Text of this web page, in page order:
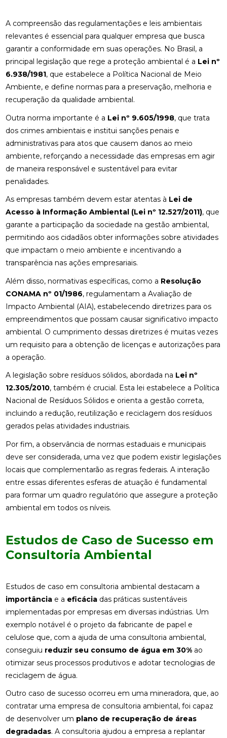
A compreensão das regulamentações e leis ambientais
relevantes é essencial para qualquer empresa que busca
garantir a conformidade em suas operações. No Brasil, a
principal legislação que rege a proteção ambiental é a Lei nº
6.938/1981, que estabelece a Política Nacional de Meio
Ambiente, e define normas para a preservação, melhoria e
recuperação da qualidade ambiental.
Outra norma importante é a Lei nº 9.605/1998, que trata
dos crimes ambientais e institui sanções penais e
administrativas para atos que causem danos ao meio
ambiente, reforçando a necessidade das empresas em agir
de maneira responsável e sustentável para evitar
penalidades.
As empresas também devem estar atentas à Lei de
Acesso à Informação Ambiental (Lei nº 12.527/2011), que
garante a participação da sociedade na gestão ambiental,
permitindo aos cidadãos obter informações sobre atividades
que impactam o meio ambiente e incentivando a
transparência nas ações empresariais.
Além disso, normativas específicas, como a Resolução
CONAMA nº 01/1986, regulamentam a Avaliação de
Impacto Ambiental (AIA), estabelecendo diretrizes para os
empreendimentos que possam causar significativo impacto
ambiental. O cumprimento dessas diretrizes é muitas vezes
um requisito para a obtenção de licenças e autorizações para
a operação.
A legislação sobre resíduos sólidos, abordada na Lei nº
12.305/2010, também é crucial. Esta lei estabelece a Política
Nacional de Resíduos Sólidos e orienta a gestão correta,
incluindo a redução, reutilização e reciclagem dos resíduos
gerados pelas atividades industriais.
Por fim, a observância de normas estaduais e municipais
deve ser considerada, uma vez que podem existir legislações
locais que complementarão as regras federais. A interação
entre essas diferentes esferas de atuação é fundamental
para formar um quadro regulatório que assegure a proteção
ambiental em todos os níveis.
Estudos de Caso de Sucesso em
Consultoria Ambiental
Estudos de caso em consultoria ambiental destacam a
importânciae a eficáciadas práticas sustentáveis
implementadas por empresas em diversas indústrias. Um
exemplo notável é o projeto da fabricante de papel e
celulose que, com a ajuda de uma consultoria ambiental,
conseguiu reduzir seu consumo de água em 30%ao
otimizar seus processos produtivos e adotar tecnologias de
reciclagem de água.
Outro caso de sucesso ocorreu em uma mineradora, que, ao
contratar uma empresa de consultoria ambiental, foi capaz
de desenvolver um plano de recuperação de áreas
degradadas. A consultoria ajudou a empresa a replantar